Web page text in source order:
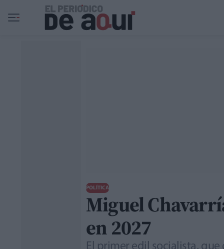
Ir al contenido principal
POLÍTICA
Miguel
en 2027
El primer edil socialista,